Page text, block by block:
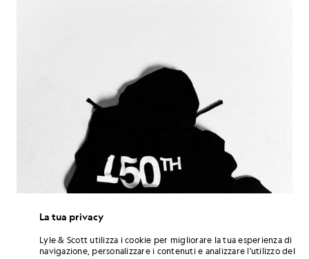
La tua privacy
Lyle & Scott utilizza i cookie per migliorare la tua esperienza di
navigazione, personalizzare i contenuti e analizzare l'utilizzo del